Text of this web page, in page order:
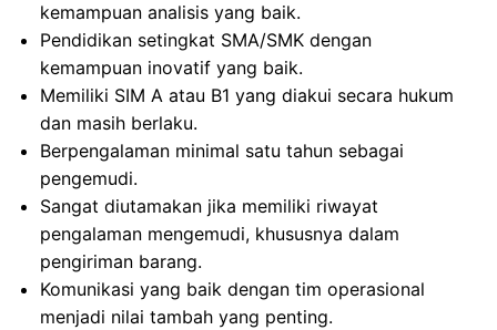
kemampuan analisis yang baik.
Pendidikan setingkat SMA/SMK dengan
kemampuan inovatif yang baik.
Memiliki SIM A atau B1 yang diakui secara hukum
dan masih berlaku.
Berpengalaman minimal satu tahun sebagai
pengemudi.
Sangat diutamakan jika memiliki riwayat
pengalaman mengemudi, khususnya dalam
pengiriman barang.
Komunikasi yang baik dengan tim operasional
menjadi nilai tambah yang penting.